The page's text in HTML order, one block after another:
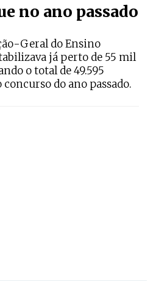
no ano passado
Geral do Ensino
já perto de 55 mil
o total de 49.595
concurso do ano passado.